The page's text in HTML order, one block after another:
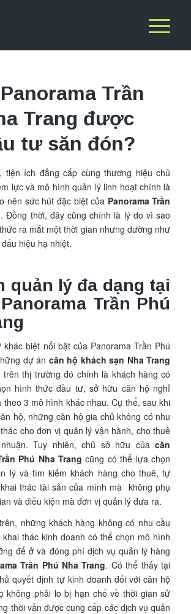
Trần
Trang được
tư săn đón?
tiện ích đẳng cấp cùng thương hiệu chủ
lực và mô hình quản lý linh hoạt chính là
nên sức hút đặc biệt của Panorama Trần
. Đồng thời, đây cũng chính là lý do vì sao
ra mắt một thời gian nhưng dường như
hiệu hạ nhiệt.
quản lý đa dạng tại
Trần Phú
biệt nổi bật của Panorama Trần Phú
dự án căn hộ khách sạn Nha Trang
trên thị trường đó chính là khách hàng có
hình thức đầu tư, sở hữu căn hộ nghỉ
3 mô hình khác nhau. Cụ thể, sau khi
hộ, những căn hộ gia chủ không có nhu
cho đơn vị quản lý vận hành, cho thuê
Tuy nhiên, chủ sở hữu của căn
Phú Nha Trang cũng có thể lựa chọn
lý và tìm kiếm khách hàng cho thuê, tự
thác tài sản của mình mà không phụ
và điều kiện mà đơn vị quản lý đưa ra.
những khách hàng không có nhu cầu
thác kinh doanh có thể chọn mô hình
để ở và đóng phí dịch vụ quản lý hàng
Trần Phú Nha Trang. Có thể thấy tại
quyết định tự kinh doanh đối với căn hộ
không phải lo bị hạn chế về thời gian sử
thời vẫn được cung cấp các dịch vụ quản